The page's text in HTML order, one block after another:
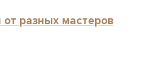
разных мастеров